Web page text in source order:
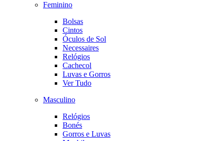
Feminino
Bolsas
Cintos
Óculos de Sol
Necessaires
Relógios
Cachecol
Luvas e Gorros
Ver Tudo
Masculino
Relógios
Bonés
Gorros e Luvas